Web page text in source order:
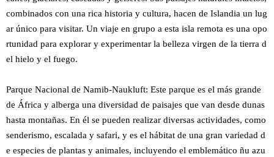
combinados con una rica historia y cultura, hacen de Islandia un lug
ar único para visitar. Un viaje en grupo a esta isla remota es una opo
rtunidad para explorar y experimentar la belleza virgen de la tierra d
el hielo y el fuego.
Parque Nacional de Namib-Naukluft: Este parque es el más grande
de África y alberga una diversidad de paisajes que van desde dunas
hasta montañas. En él se pueden realizar diversas actividades, como
senderismo, escalada y safari, y es el hábitat de una gran variedad d
e especies de plantas y animales, incluyendo el emblemático ñu azu